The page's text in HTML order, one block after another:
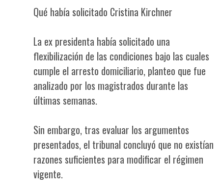
Qué había solicitado Cristina Kirchner
La ex presidenta había solicitado una
flexibilización de las condiciones bajo las cuales
cumple el arresto domiciliario, planteo que fue
analizado por los magistrados durante las
últimas semanas.
Sin embargo, tras evaluar los argumentos
presentados, el tribunal concluyó que no existían
razones suficientes para modificar el régimen
vigente.